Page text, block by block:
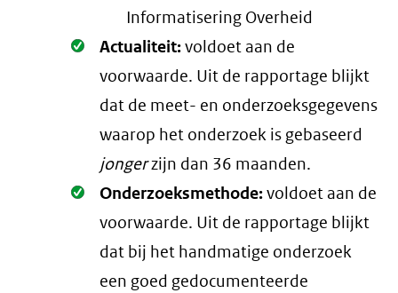
Informatisering Overheid
Oké.
Actualiteit:voldoet aan de
voorwaarde. Uit de rapportage blijkt
dat de meet- en onderzoeksgegevens
waarop het onderzoek is gebaseerd
jongerzijn dan 36 maanden.
Oké.
Onderzoeksmethode:voldoet aan de
voorwaarde. Uit de rapportage blijkt
dat bij het handmatige onderzoek
een goed gedocumenteerde